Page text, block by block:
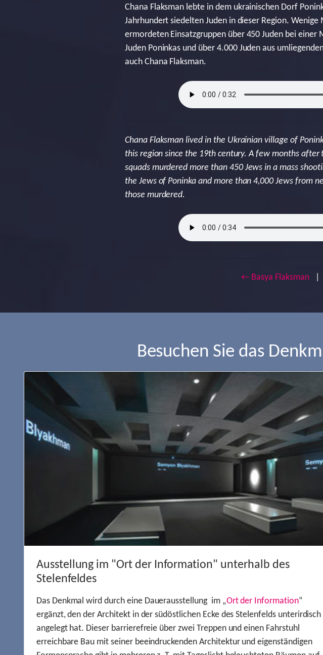
Chana Flaksman lebte in dem ukrainischen Dorf
Jahrhundert siedelten Juden in dieser Region.
ermordeten Einsatzgruppen über 450 Juden bei einer
Juden Poninkas und über 4.000 Juden aus
auch Chana Flaksman.
Chana Flaksman lived in the Ukrainian village of
this region since the 19th century. A few months
squads murdered more than 450 Jews in a mass
the Jews of Poninka and more than 4,000 Jews from
those murdered.
← Basya Flaksman
Besuchen Sie das
Ausstellung im "Ort der Information" unterhalb des
Stelenfeldes
Das Denkmal wird durch eine Dauerausstellung im „Ort der Information“
ergänzt, den der Architekt in der südöstlichen Ecke des Stelenfelds unterirdisch
angelegt hat. Dieser barrierefreie über zwei Treppen und einen Fahrstuhl
erreichbare Bau mit seiner beeindruckenden Architektur und eigenständigen